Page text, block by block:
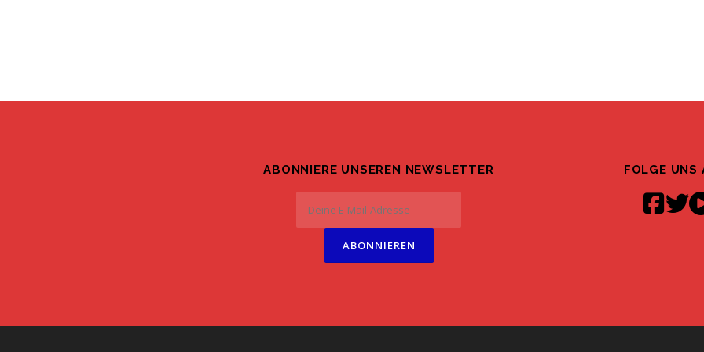
ABONNIERE UNSEREN NEWSLETTER FOLGE UNS